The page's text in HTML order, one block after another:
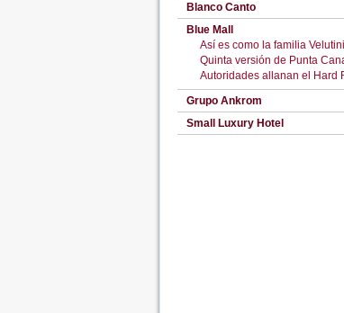
Blanco Canto
Blue Mall
Así es como la familia
Quinta versión de Punta
Autoridades allanan el Hard
Grupo Ankrom
Small Luxury Hotel